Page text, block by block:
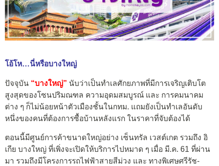
โอ้โห…นี่หรือบางใหญ่
ปัจจุบัน “บางใหญ่” นับว่าเป็นทำเลศักยภาพที่มีการเจริญเติบโต
สูงสุดของโซนปริมณฑล ความอุดมสมบูรณ์ และ การคมนาคม
ต่าง ๆ ก็ไม่น้อยหน้าตัวเมืองชั้นในกทม. แถมยังเป็นทำเลอันดับ
หนึ่งของคนที่ต้องการซื้อบ้านหลังแรก ในราคาที่จับต้องได้
ตอนนี้มีศูนย์การค้าขนาดใหญ่อย่าง เซ็นทรัล เวสต์เกต รวมถึง อิ
เกีย บางใหญ่ ที่เพิ่งจะเปิดให้บริการไปหมาด ๆ เมื่อ มี.ค. 61 ที่ผ่าน
มา รวมถึงมีโครงการรถไฟฟ้าสายสีม่วง และ ทางพิเศษศรีรัช-